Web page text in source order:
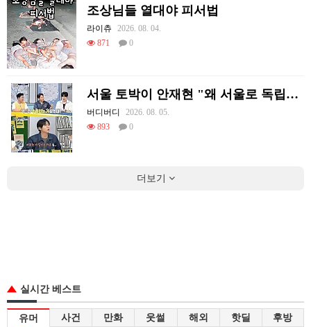
조상님들 열대야 피서법
라이츄
2026. 08. 04.
871
0
서울 토박이 안재현 "왜 서울로 독립해?"
버디버디
2026. 08. 05.
893
0
더보기
실시간 베스트
유머 사건 만화 웃썰 해외 핫딜 후방